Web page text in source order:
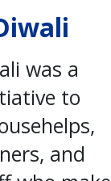
was a
to
and